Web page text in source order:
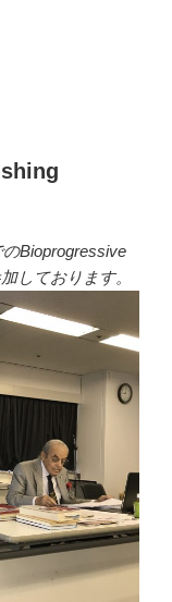
Bioprogressive
しております。